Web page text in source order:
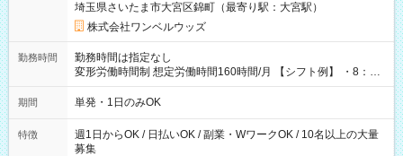
埼玉県さいたま市大宮区錦町（最寄り駅：大宮駅）
株式会社ワンベルウッズ
勤務時間
勤務時間は指定なし
変形労働時間制 想定労働時間160時間/月 【シフト例】 ・8：00
～21：00
期間 単発・1日のみOK
特徴
週1日からOK / 日払いOK / 副業・WワークOK / 10名以上の大量
募集